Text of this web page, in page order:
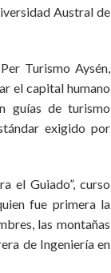
Austral de
Turismo Aysén,
el capital humano
guías de turismo
exigido por
el Guiado”, curso
fue primera la
las montañas
de Ingeniería en